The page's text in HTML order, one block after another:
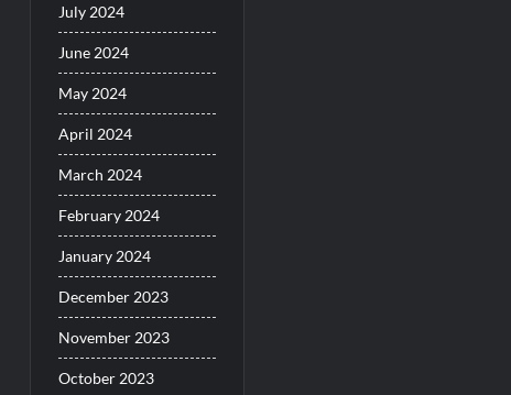
July 2024
June 2024
May 2024
April 2024
March 2024
February 2024
January 2024
December 2023
November 2023
October 2023